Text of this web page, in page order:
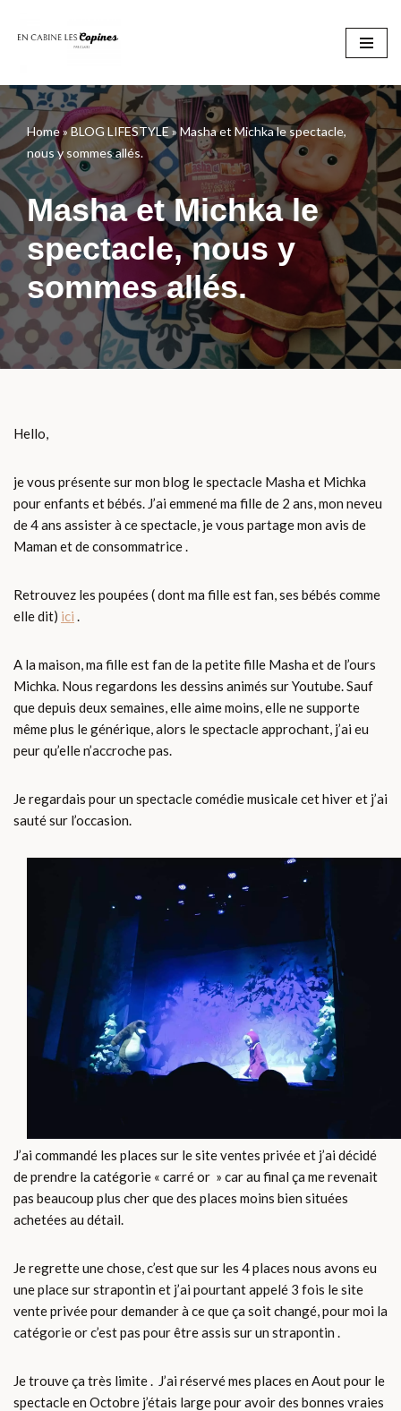
contenu
Home»BLOG LIFESTYLE» Masha et Michka le spectacle,
nous y sommes allés.
Masha et Michka le
spectacle, nous y
sommes allés.
Hello,
je vous présente sur mon blog le spectacle Masha et Michka
pour enfants et bébés. J’ai emmené ma fille de 2 ans, mon neveu
de 4 ans assister à ce spectacle, je vous partage mon avis de
Maman et de consommatrice .
Retrouvez les poupées ( dont ma fille est fan, ses bébés comme
elle dit) ici .
A la maison, ma fille est fan de la petite fille Masha et de l’ours
Michka. Nous regardons les dessins animés sur Youtube. Sauf
que depuis deux semaines, elle aime moins, elle ne supporte
même plus le générique, alors le spectacle approchant, j’ai eu
peur qu’elle n’accroche pas.
Je regardais pour un spectacle comédie musicale cet hiver et j’ai
sauté sur l’occasion.
J’ai commandé les places sur le site ventes privée et j’ai décidé
de prendre la catégorie « carré or » car au final ça me revenait
pas beaucoup plus cher que des places moins bien situées
achetées au détail.
Je regrette une chose, c’est que sur les 4 places nous avons eu
une place sur strapontin et j’ai pourtant appelé 3 fois le site
vente privée pour demander à ce que ça soit changé, pour moi la
catégorie or c’est pas pour être assis sur un strapontin .
Je trouve ça très limite . J’ai réservé mes places en Aout pour le
spectacle en Octobre j’étais large pour avoir des bonnes vraies